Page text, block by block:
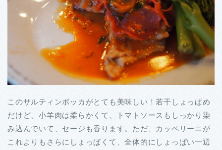
このサルティンボッカがとても美味しい！若干しょっぱめ
だけど、小羊肉は柔らかくて、トマトソースもしっかり染
み込んでいて、セージも香ります。ただ、カッペリーニが
これよりもさらにしょっぱくて、全体的にしょっぱい一辺